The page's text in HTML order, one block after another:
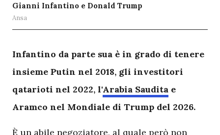
Gianni Infantino e Donald Trump
Ansa
Infantino da parte sua è in grado di tenere
insieme Putin nel 2018, gli investitori
qatarioti nel 2022, l'Arabia Saudita e
Aramco nel Mondiale di Trump del 2026.
È un abile negoziatore, al quale però non